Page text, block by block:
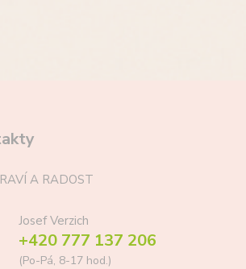
A RADOST
Josef Verzich
+420 777 137 206
(Po-Pá, 8-17 hod.)